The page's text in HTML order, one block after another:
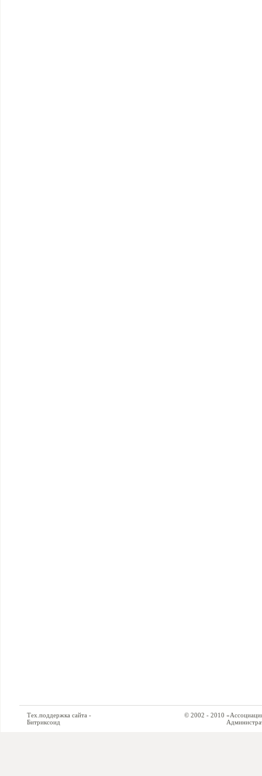
Тех.поддержка сайта -
Битриксоид
© 2002 - 2010 «Ассоциация